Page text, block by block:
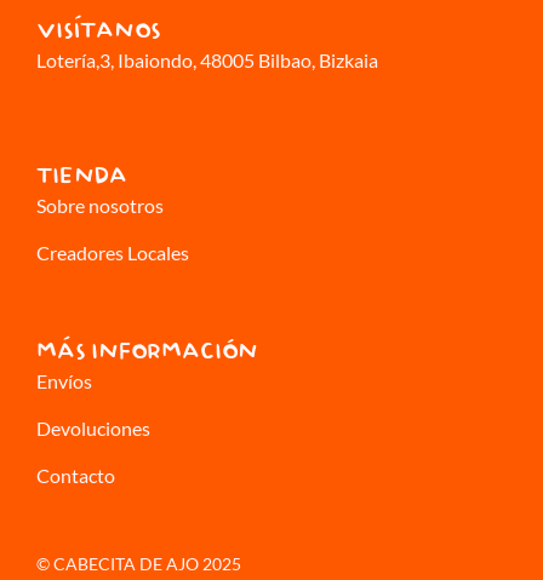
VISÍTANOS
Lotería,3, Ibaiondo, 48005 Bilbao, Bizkaia
TIENDA
Sobre nosotros
Creadores Locales
MÁS INFORMACIÓN
Envíos
Devoluciones
Contacto
© CABECITA DE AJO 2025